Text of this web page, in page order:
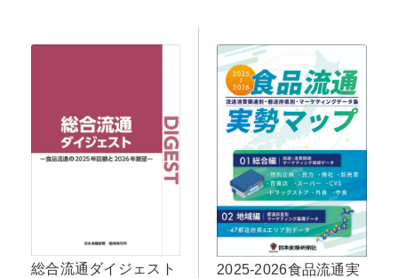
総合流通ダイジェスト
2025-2026食品流通実